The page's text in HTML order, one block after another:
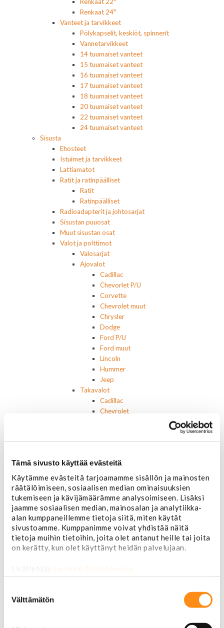
Tämä sivusto käyttää evästeitä
Käytämme evästeitä tarjoamamme sisällön ja mainosten
räätälöimiseen, sosiaalisen median ominaisuuksien
tukemiseen ja kävijämäärämme analysoimiseen. Lisäksi
jaamme sosiaalisen median, mainosalan ja analytiikka-
alan kumppaneillemme tietoja siitä, miten käytät
sivustoamme. Kumppanimme voivat yhdistää näitä
tietoja muihin tietoihin, joita olet antanut heille tai joita
on kerätty, kun olet käyttänyt heidän palvelujaan.
Lisätietoja: jarimaki.fi/tietosuoja
valinta
Välttämätön
Renkaat 22"
Renkaat 24"
Vanteet ja tarvikkeet
Pölykapselit, keskiöt, spinnerit
Vannetarvikkeet
14 tuumaiset vanteet
15 tuumaiset vanteet
16 tuumaiset vanteet
17 tuumaiset vanteet
18 tuumaiset vanteet
20 tuumaiset vanteet
22 tuumaiset vanteet
24 tuumaiset vanteet
Sisusta
Ehosteet
Istuimet ja tarvikkeet
Lattiamatot
Ratit ja ratinpäälliset
Ratit
Ratinpäälliset
Radioadapterit ja johtosarjat
Sisustan puuosat
Muut sisustan osat
Valot ja polttimot
Valosarjat
Ajovalot
Cadillac
Chevorlet P/U
Corvette
Chevrolet muut
Chrysler
Dodge
Ford P/U
Ford muut
Lincoln
Hummer
Jeep
Takavalot
Cadillac
Chevrolet
Dodge
Ford muut
Jeep
Lincoln
Muut
Parkit / Vilkut
Sumu- ja peruutusvalot
Sivuvalot ja markerit
Polttimot
Akut
Lasinnostin- ja keskuslukon moottorit